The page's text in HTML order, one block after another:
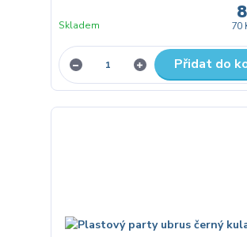
70
Skladem
Přidat do